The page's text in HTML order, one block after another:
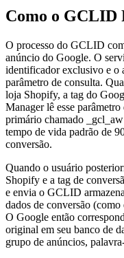
Como o GCLID
O processo do GCLID
anúncio do Google. O
identificador exclusivo e o
parâmetro de consulta.
loja Shopify, a tag do
Manager lê esse
primário chamado
tempo de vida padrão de
conversão.
Quando o usuário
Shopify e a tag de
e envia o GCLID
dados de conversão
O Google então
original em seu banco de
grupo de anúncios,